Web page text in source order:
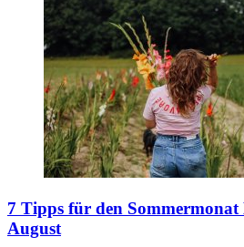
7 Tipps für den Sommermonat
August